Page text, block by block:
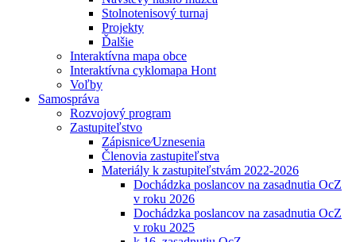
Stolnotenisový turnaj
Projekty
Ďalšie
Interaktívna mapa obce
Interaktívna cyklomapa Hont
Voľby
Samospráva
Rozvojový program
Zastupiteľstvo
Zápisnice⁄Uznesenia
Členovia zastupiteľstva
Materiály k zastupiteľstvám 2022-2026
Dochádzka poslancov na zasadnutia OcZ
v roku 2026
Dochádzka poslancov na zasadnutia OcZ
v roku 2025